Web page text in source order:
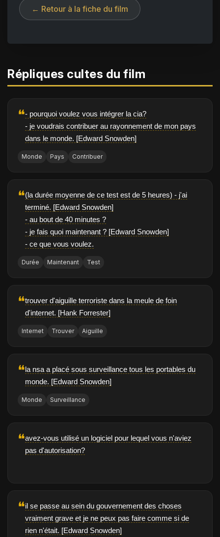
← Retour à la fiche du film
Répliques cultes du film
❝- pourquoi voulez vous intégrer la cia?
- je voudrais contribuer au rayonnement de mon pays
dans le monde. [Edward Snowden]
Monde Pays Contribuer
❝(la durée moyenne de ce test est de 5 heures) - j'ai
terminé. [Edward Snowden]
- au bout de 40 minutes ?
- je fais quoi maintenant ? [Edward Snowden]
- ce que vous voulez.
Durée Maintenant Test
❝trouver d'aiguille terroriste dans la meule de foin
d'internet. [Hank Forrester]
Internet Trouver Aiguille
❝la nsa a placé sous surveillance tous les portables du
monde. [Edward Snowden]
Monde Surveillance
❝avez-vous utilisé un logiciel pour lequel vous n'aviez
pas d'autorisation?
❝il se passe au sein du gouvernement des choses
vraiment grave et je ne peux pas faire comme si de
rien n'était. [Edward Snowden]